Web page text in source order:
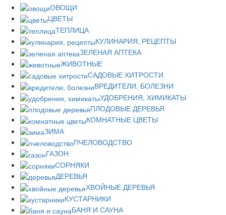
ОВОЩИ
ЦВЕТЫ
ТЕПЛИЦА
КУЛИНАРИЯ, РЕЦЕПТЫ
ЗЕЛЕНАЯ АПТЕКА
ЖИВОТНЫЕ
САДОВЫЕ ХИТРОСТИ
ВРЕДИТЕЛИ, БОЛЕЗНИ
УДОБРЕНИЯ, ХИМИКАТЫ
ПЛОДОВЫЕ ДЕРЕВЬЯ
КОМНАТНЫЕ ЦВЕТЫ
ЗИМА
ПЧЕЛОВОДСТВО
ГАЗОН
СОРНЯКИ
ДЕРЕВЬЯ
ХВОЙНЫЕ ДЕРЕВЬЯ
КУСТАРНИКИ
БАНЯ И САУНА